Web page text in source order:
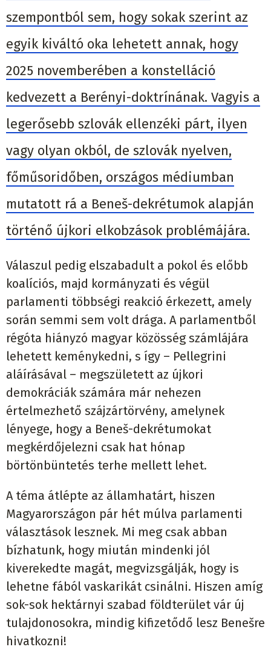
szempontból sem, hogy sokak szerint az
egyik kiváltó oka lehetett annak, hogy
2025 novemberében a konstelláció
kedvezett a Berényi-doktrínának. Vagyis a
legerősebb szlovák ellenzéki párt, ilyen
vagy olyan okból, de szlovák nyelven,
főműsoridőben, országos médiumban
mutatott rá a Beneš-dekrétumok alapján
történő újkori elkobzások problémájára.
Válaszul pedig elszabadult a pokol és előbb
koalíciós, majd kormányzati és végül
parlamenti többségi reakció érkezett, amely
során semmi sem volt drága. A parlamentből
régóta hiányzó magyar közösség számlájára
lehetett keménykedni, s így – Pellegrini
aláírásával – megszületett az újkori
demokráciák számára már nehezen
értelmezhető szájzártörvény, amelynek
lényege, hogy a Beneš-dekrétumokat
megkérdőjelezni csak hat hónap
börtönbüntetés terhe mellett lehet.
A téma átlépte az államhatárt, hiszen
Magyarországon pár hét múlva parlamenti
választások lesznek. Mi meg csak abban
bízhatunk, hogy miután mindenki jól
kiverekedte magát, megvizsgálják, hogy is
lehetne fából vaskarikát csinálni. Hiszen amíg
sok-sok hektárnyi szabad földterület vár új
tulajdonosokra, mindig kifizetődő lesz Benešre
hivatkozni!